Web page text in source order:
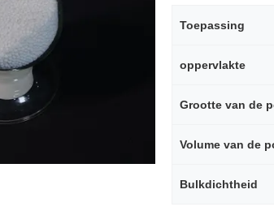
Toepassing
oppervlakte
Grootte van de
Volume van de
Bulkdichtheid